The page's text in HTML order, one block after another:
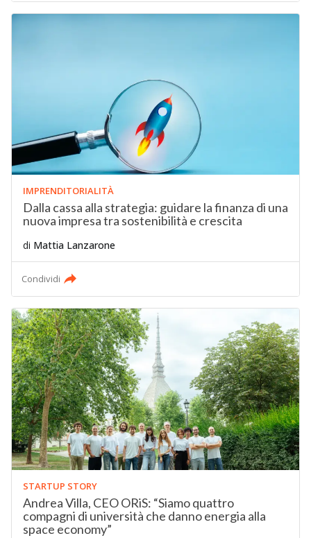
IMPRENDITORIALITÀ
Dalla cassa alla strategia: guidare la finanza di una
nuova impresa tra sostenibilità e crescita
di Mattia Lanzarone
Condividi
STARTUP STORY
Andrea Villa, CEO ORiS: “Siamo quattro
compagni di università che danno energia alla
space economy”